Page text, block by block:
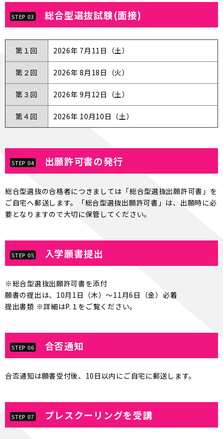
STEP 03 総合型選抜試験(面接)
第１回 2026年 7月11日（土）
第２回 2026年 8月18日（火）
第３回 2026年 9月12日（土）
第４回 2026年 10月10日（土）
STEP 04 出願許可書の発行
総合型選抜の合格者につきましては「総合型選抜出願許可書」を
ご自宅へ郵送します。「総合型選抜出願許可書」は、出願時に必
要となりますので大切に保管してください。
STEP 05 入学願書提出
※総合型選抜出願許可書を添付
願書の提出は、10月1日（木）～11月6日（金）必着
提出書類 ※詳細はP.１をご覧ください。
STEP 06 合否通知
合否通知は願書受付後、10日以内にご自宅に郵送します。
STEP 07 プレスクーリングを受講